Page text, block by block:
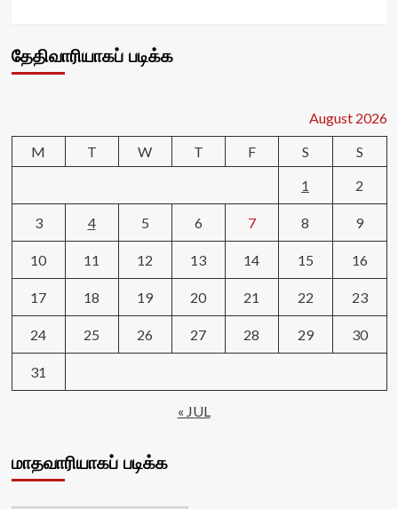
தேதிவாரியாகப் படிக்க
August 2026
M
T W T F S
S
1
2
3 4 5 6 7 8 9
10 11 12 13 14 15 16
17 18 19 20 21 22 23
24 25 26 27 28 29 30
31
« JUL
மாதவாரியாகப் படிக்க